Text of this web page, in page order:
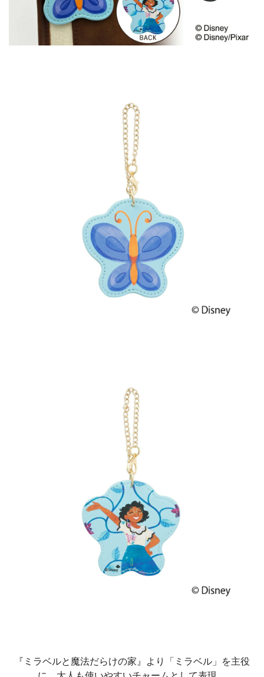
『ミラベルと魔法だらけの家』より「ミラベル」を主役